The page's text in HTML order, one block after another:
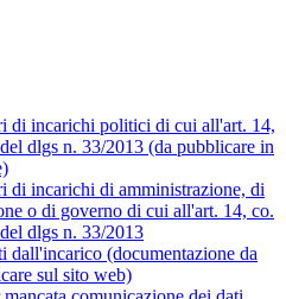
di incarichi politici di cui all'art. 14,
dlgs n. 33/2013 (da pubblicare in
di incarichi di amministrazione, di
o di governo di cui all'art. 14, co.
dlgs n. 33/2013
dall'incarico (documentazione da
sul sito web)